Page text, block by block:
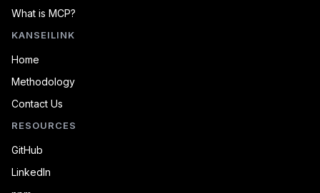
What is MCP?
KANSEILINK
Home
Methodology
Contact Us
RESOURCES
GitHub
LinkedIn